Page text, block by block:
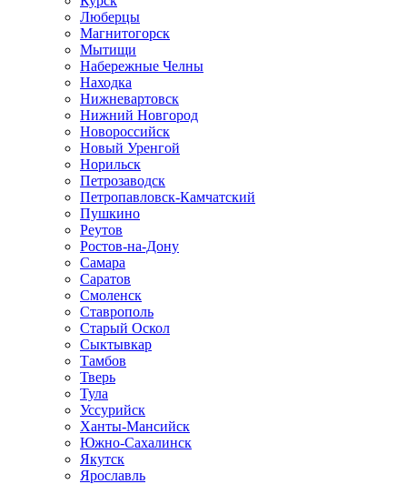
Люберцы
Магнитогорск
Мытищи
Набережные Челны
Находка
Нижневартовск
Нижний Новгород
Новороссийск
Новый Уренгой
Норильск
Петрозаводск
Петропавловск-Камчатский
Пушкино
Реутов
Ростов-на-Дону
Самара
Саратов
Смоленск
Ставрополь
Старый Оскол
Сыктывкар
Тамбов
Тверь
Тула
Уссурийск
Ханты-Мансийск
Южно-Сахалинск
Якутск
Ярославль